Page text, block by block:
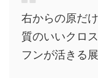
右からの原だ
質のいいクロ
フンが活きる